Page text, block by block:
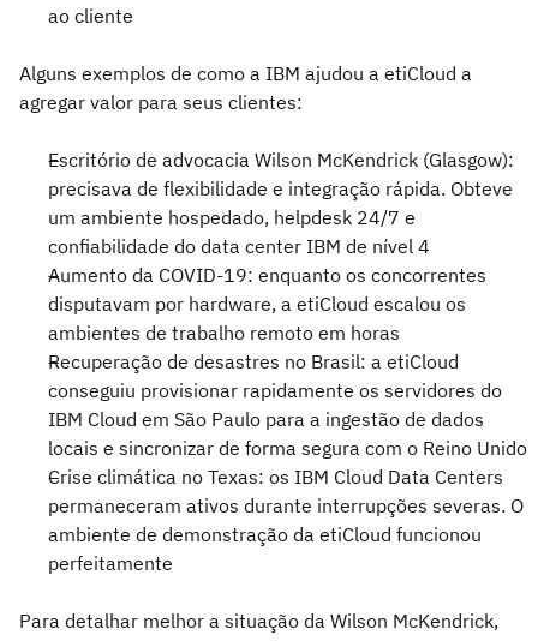
ao cliente
Alguns exemplos de como a IBM ajudou a etiCloud a
agregar valor para seus clientes:
Escritório de advocacia Wilson McKendrick (Glasgow):
precisava de flexibilidade e integração rápida. Obteve
um ambiente hospedado, helpdesk 24/7 e
confiabilidade do data center IBM de nível 4
Aumento da COVID-19: enquanto os concorrentes
disputavam por hardware, a etiCloud escalou os
ambientes de trabalho remoto em horas
Recuperação de desastres no Brasil: a etiCloud
conseguiu provisionar rapidamente os servidores do
IBM Cloud em São Paulo para a ingestão de dados
locais e sincronizar de forma segura com o Reino Unido
Crise climática no Texas: os IBM Cloud Data Centers
permaneceram ativos durante interrupções severas. O
ambiente de demonstração da etiCloud funcionou
perfeitamente
Para detalhar melhor a situação da Wilson McKendrick,